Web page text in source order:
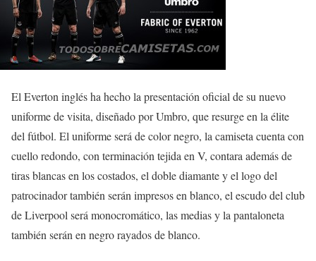
El Everton inglés ha hecho la presentación oficial de su nuevo
uniforme de visita, diseñado por Umbro, que resurge en la élite
del fútbol. El uniforme será de color negro, la camiseta cuenta con
cuello redondo, con terminación tejida en V, contara además de
tiras blancas en los costados, el doble diamante y el logo del
patrocinador también serán impresos en blanco, el escudo del club
de Liverpool será monocromático, las medias y la pantaloneta
también serán en negro rayados de blanco.